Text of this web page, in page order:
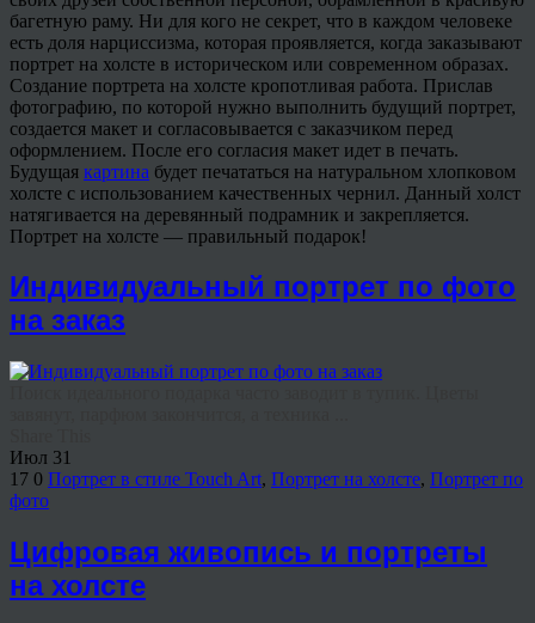
багетную раму. Ни для кого не секрет, что в каждом человеке
есть доля нарциссизма, которая проявляется, когда заказывают
портрет на холсте в историческом или современном образах.
Создание портрета на холсте кропотливая работа. Прислав
фотографию, по которой нужно выполнить будущий портрет,
создается макет и согласовывается с заказчиком перед
оформлением. После его согласия макет идет в печать.
Будущая картина будет печататься на натуральном хлопковом
холсте с использованием качественных чернил. Данный холст
натягивается на деревянный подрамник и закрепляется.
Портрет на холсте — правильный подарок!
Индивидуальный портрет по фото
на заказ
Июл 31
17 0 Портрет в стиле Touch Art, Портрет на холсте, Портрет по
фото
Цифровая живопись и портреты
на холсте